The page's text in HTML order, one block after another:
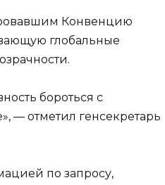
Конвенцию
глобальные
бороться с
— отметил генсекретарь
по запросу,